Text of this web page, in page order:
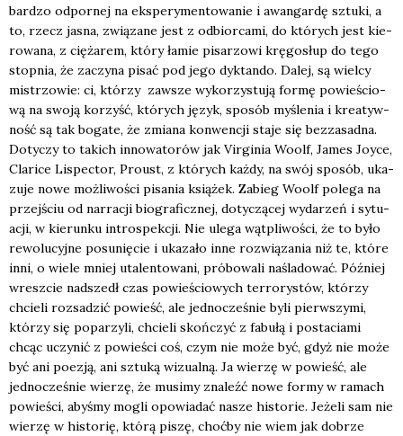
bar­dzo odpor­nej na eks­pe­ry­men­to­wa­nie i awan­gar­dę sztu­ki, a
to, rzecz jasna, zwią­za­ne jest z odbior­ca­mi, do któ­rych jest kie­
ro­wa­na, z cię­ża­rem, któ­ry łamie pisa­rzo­wi krę­go­słup do tego
stop­nia, że zaczy­na pisać pod jego dyk­tan­do. Dalej, są wiel­cy
mistrzo­wie: ci, któ­rzy zawsze wyko­rzy­stu­ją for­mę powie­ścio­
wą na swo­ją korzyść, któ­rych język, spo­sób myśle­nia i kre­atyw­
ność są tak boga­te, że zmia­na kon­wen­cji sta­je się bez­za­sad­na.
Doty­czy to takich inno­wa­to­rów jak Vir­gi­nia Woolf, James Joy­ce,
Cla­ri­ce Lispec­tor, Pro­ust, z któ­rych każ­dy, na swój spo­sób, uka­
zu­je nowe moż­li­wo­ści pisa­nia ksią­żek. Zabieg Woolf pole­ga na
przej­ściu od nar­ra­cji bio­gra­ficz­nej, doty­czą­cej wyda­rzeń i sytu­
acji, w kie­run­ku intro­spek­cji. Nie ule­ga wąt­pli­wo­ści, że to było
rewo­lu­cyj­ne posu­nię­cie i uka­za­ło inne roz­wią­za­nia niż te, któ­re
inni, o wie­le mniej uta­len­to­wa­ni, pró­bo­wa­li naśla­do­wać. Póź­niej
wresz­cie nad­szedł czas powie­ścio­wych ter­ro­ry­stów, któ­rzy
chcie­li roz­sa­dzić powieść, ale jed­no­cze­śnie byli pierw­szy­mi,
któ­rzy się popa­rzy­li, chcie­li skoń­czyć z fabu­łą i posta­cia­mi
chcąc uczy­nić z powie­ści coś, czym nie może być, gdyż nie może
być ani poezją, ani sztu­ką wizu­al­ną. Ja wie­rzę w powieść, ale
jed­no­cze­śnie wie­rzę, że musi­my zna­leźć nowe for­my w ramach
powie­ści, aby­śmy mogli opo­wia­dać nasze histo­rie. Jeże­li sam nie
wie­rzę w histo­rię, któ­rą piszę, choć­by nie wiem jak dobrze